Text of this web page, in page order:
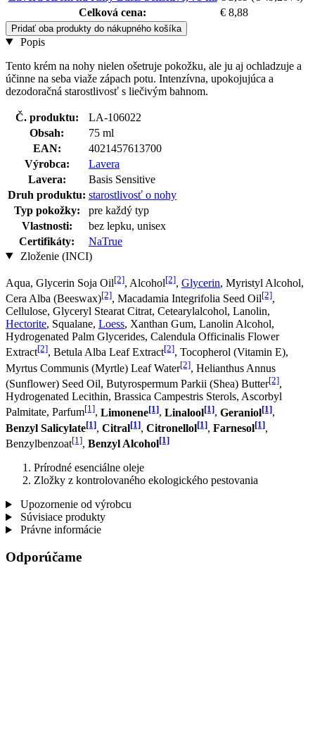
Celková cena:
€ 8,88
Pridať oba produkty do nákupného košíka
Popis
Tento krém na nohy nielen ošetruje pokožku, ale ju aj ochladzuje a
účinne na seba viaže zápach potu. Intenzívna, upokojujúca a
dezodoračná starostlivosť s liečivým bahnom.
Č. produktu:
LA-106022
Obsah:
75 ml
EAN:
4021457613700
Výrobca:
Lavera
Lavera:
Basis Sensitive
Druh produktu: starostlivosť o nohy
Typ pokožky:
pre každý typ
Vlastnosti:
bez lepku, unisex
Certifikáty:
NaTrue
Zloženie (INCI)
Aqua, Glycerin Soja Oil[2], Alcohol[2], Glycerin, Myristyl Alcohol,
Cera Alba (Beeswax)[2], Macadamia Integrifolia Seed Oil[2],
Cellulose, Glyceryl Stearat Citrat, Cetearylalcohol, Lanolin,
Hectorite, Squalane, Loess, Xanthan Gum, Lanolin Alcohol,
Hydrogenated Palm Glycerides, Calendula Officinalis Flower
Extract[2], Betula Alba Leaf Extract[2], Tocopherol (Vitamin E),
Myrtus Communis (Myrtle) Leaf Water[2], Helianthus Annus
(Sunflower) Seed Oil, Butyrospermum Parkii (Shea) Butter[2],
Hydrogenated Lecithin, Brassica Campestris Sterols, Ascorbyl
Palmitate, Parfum[1], Limonene[1], Linalool[1], Geraniol[1],
Benzyl Salicylate[1], Citral[1], Citronellol[1], Farnesol[1],
Benzylbenzoat[1], Benzyl Alcohol[1]
Prírodné esenciálne oleje
Zložky z kontrolovaného ekologického pestovania
Upozornenie od výrobcu
Súvisiace produkty
Právne informácie
Odporúčame